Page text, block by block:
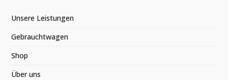
Unsere Leistungen
Gebrauchtwagen
Shop
Über uns